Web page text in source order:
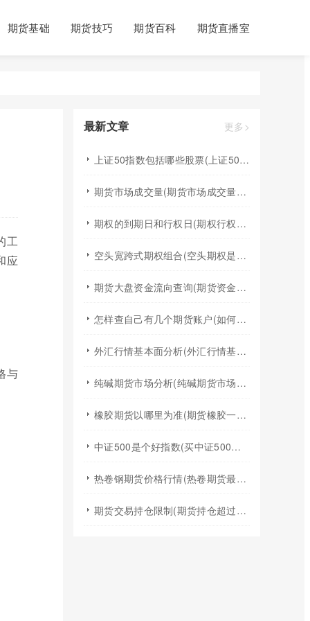
期货基础 期货技巧 期货百科 期货直播室
工
应
与
最新文章 更多>
上证50指数包括哪些股票(上证50指数包含哪些股票)
期货市场成交量(期货市场成交量萎缩)
期权的到期日和行权日(期权行权日到期虚值期权都将清零)
空头宽跨式期权组合(空头期权是什么意思)
期货大盘资金流向查询(期货资金流向查询)
怎样查自己有几个期货账户(如何查询自己有几个证券期货账户)
外汇行情基本面分析(外汇行情基本面分析实验报告)
纯碱期货市场分析(纯碱期货市场分析图)
橡胶期货以哪里为准(期货橡胶一手手续费)
中证500是个好指数(买中证500指数基金)
热卷钢期货价格行情(热卷期货最新行情今天)
期货交易持仓限制(期货持仓超过持仓限额)